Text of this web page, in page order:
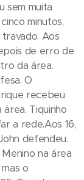
sem muita
minutos,
Aos
de erro de
da área.
O
recebeu
Tiquinho
a rede.Aos 16,
defendeu.
na área
o